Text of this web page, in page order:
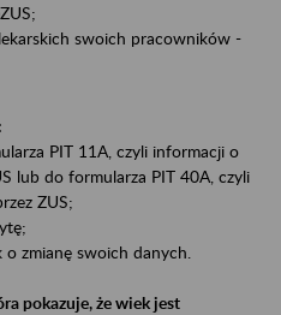
swoich pracowników -
PIT 11A, czyli informacji o
lub do formularza PIT 40A, czyli
ZUS;
zmianę swoich danych.
pokazuje, że wiek jest